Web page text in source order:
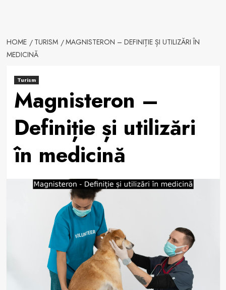
HOME TURISM
MAGNISTERON – DEFINIȚIE ȘI UTILIZĂRI ÎN
MEDICINĂ
Turism
Magnisteron –
Definiție și utilizări
în medicină